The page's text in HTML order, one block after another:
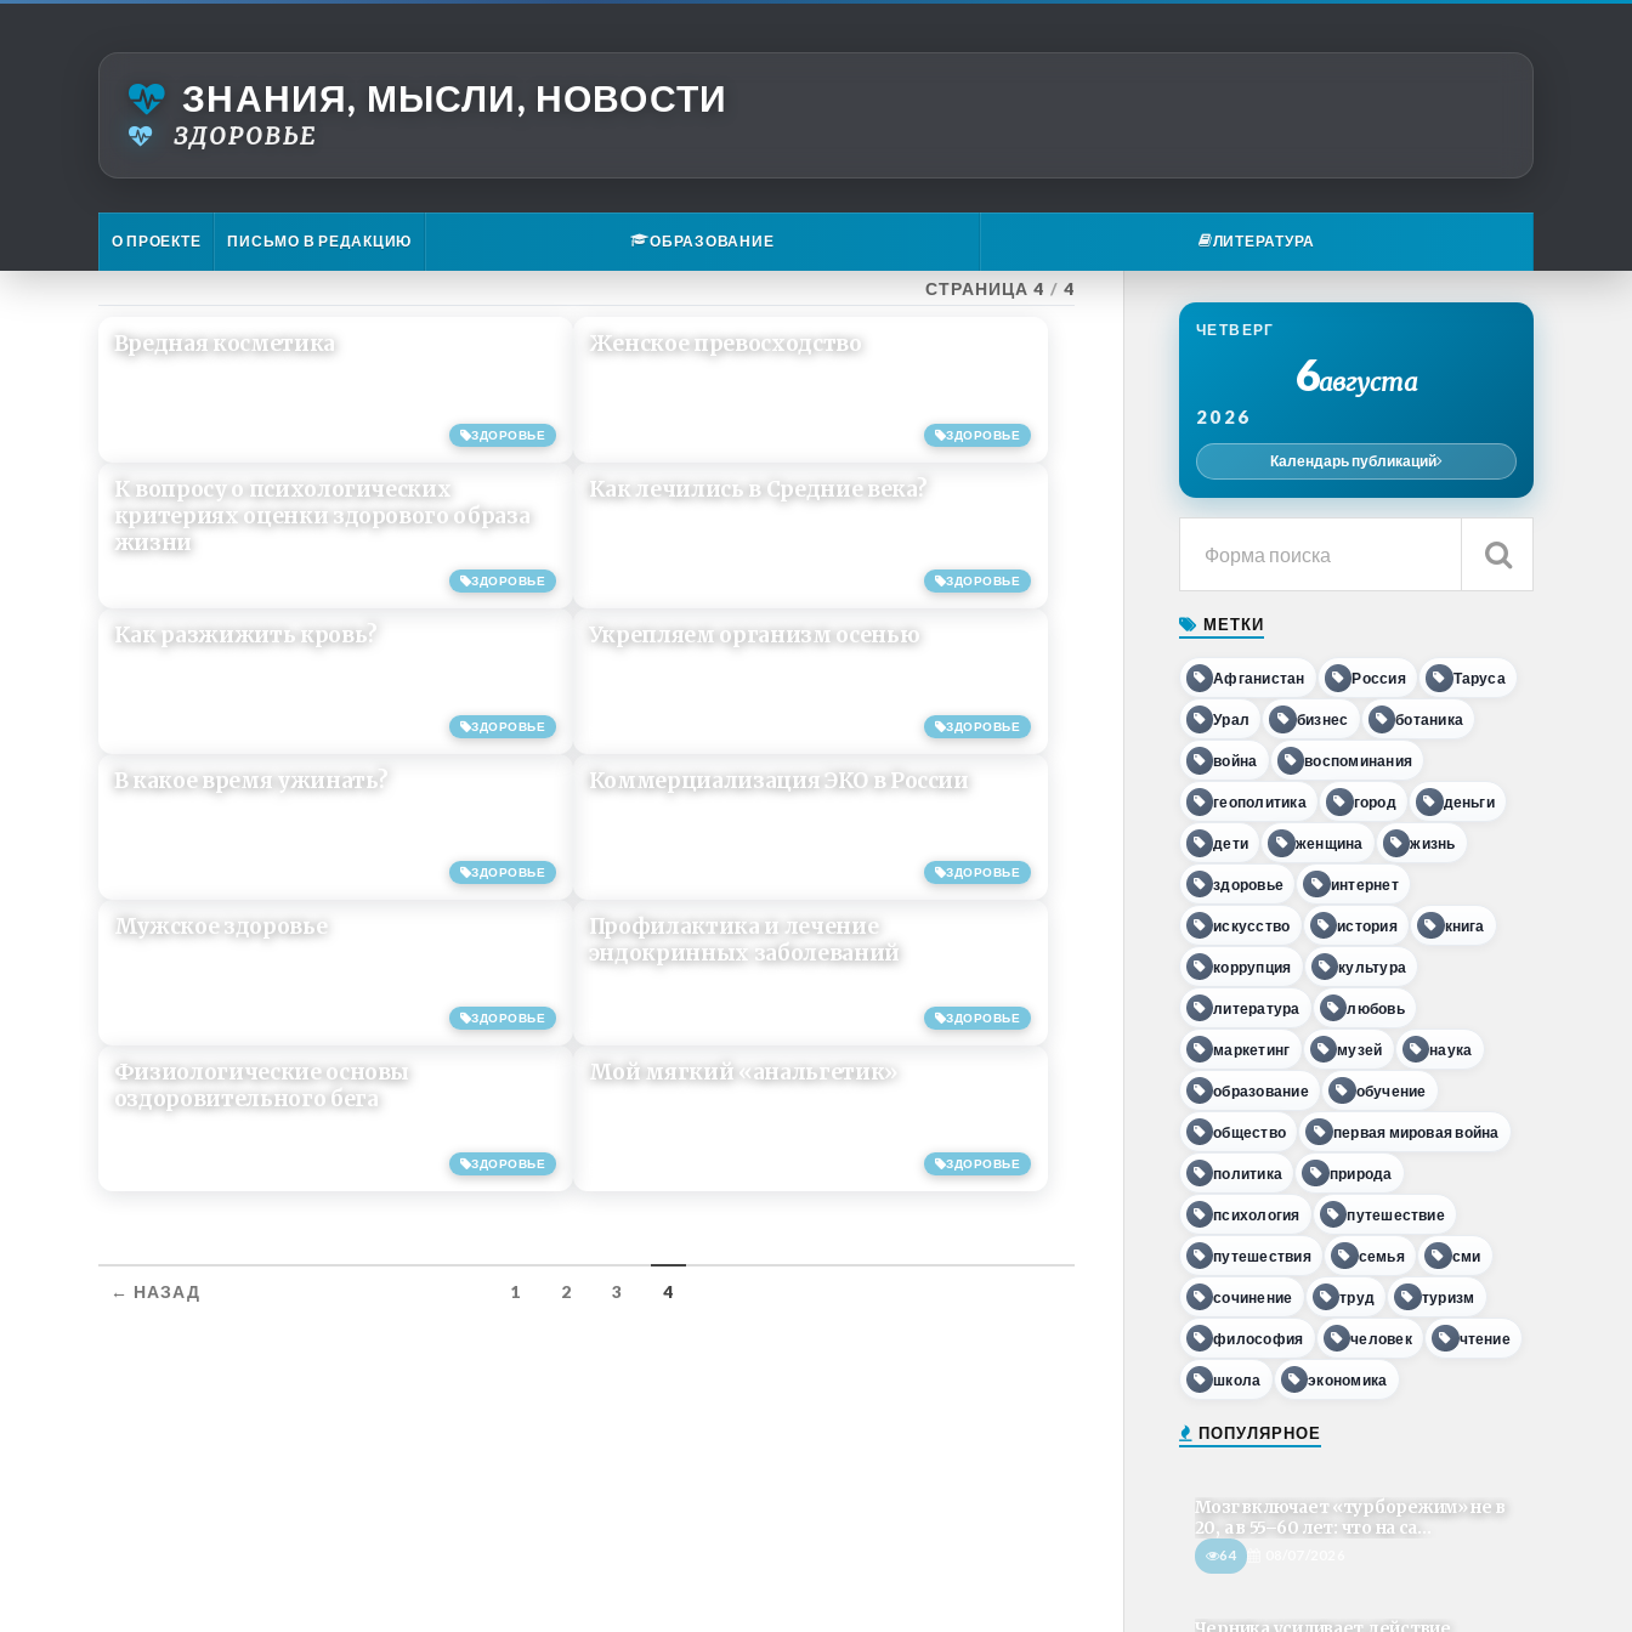
ЗНАНИЯ, МЫСЛИ, НОВОСТИ
ЗДОРОВЬЕ
О ПРОЕКТЕ ПИСЬМО В РЕДАКЦИЮ ОБРАЗОВАНИЕ ЛИТЕРАТУРА
СТРАНИЦА 4 / 4
ЗДОРОВЬЕ
Вредная косметика
ЗДОРОВЬЕ
Женское превосходство
ЗДОРОВЬЕ
К вопросу о психологических
критериях оценки здорового образа
жизни
ЗДОРОВЬЕ
Как лечились в Средние века?
ЗДОРОВЬЕ
Как разжижить кровь?
ЗДОРОВЬЕ
Укрепляем организм осенью
ЗДОРОВЬЕ
В какое время ужинать?
ЗДОРОВЬЕ
Коммерциализация ЭКО в России
ЗДОРОВЬЕ
Мужское здоровье
ЗДОРОВЬЕ
Профилактика и лечение
эндокринных заболеваний
ЗДОРОВЬЕ
Физиологические основы
оздоровительного бега
ЗДОРОВЬЕ
Мой мягкий «анальгетик»
← НАЗАД 1 2 3 4
ЧЕТВЕРГ
6августа
2026
Календарь публикаций
МЕТКИ
Афганистан Россия Таруса
Урал бизнес ботаника
война воспоминания
геополитика город деньги
дети женщина жизнь
здоровье интернет
искусство история книга
коррупция культура
литература любовь
маркетинг музей наука
образование обучение
общество первая мировая война
политика природа
психология путешествие
путешествия семья сми
сочинение труд туризм
философия человек чтение
школа экономика
ПОПУЛЯРНОЕ
Мозг включает «турборежим» не в
20, а в 55–60 лет: что на са...
64